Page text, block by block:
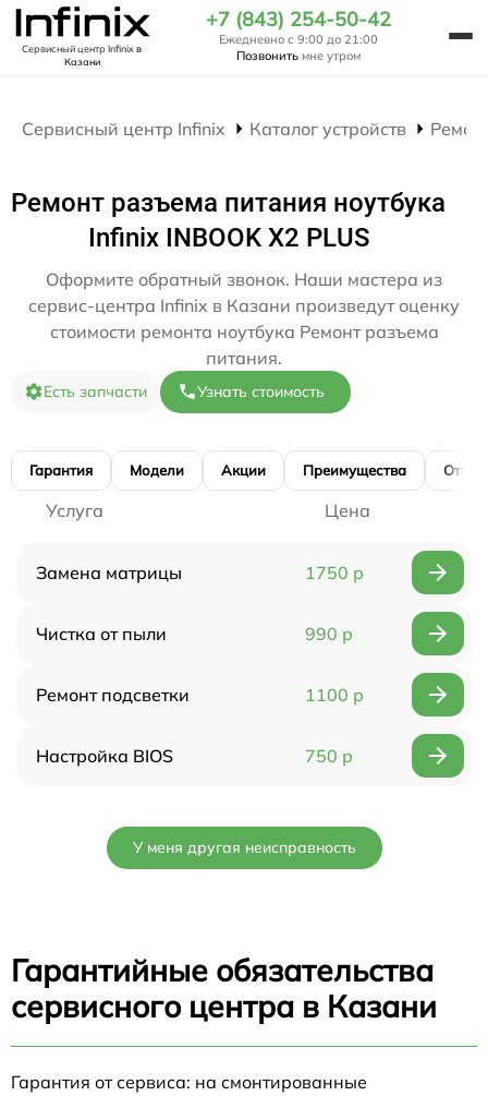
Сервисный центр Infinixв
Казани
+7 (843) 254-50-42
Ежедневно с 9:00 до 21:00
Позвонить мне утром
Сервисный центр Infinix Каталог устройств
Ремонт разъема питания ноутбука
Infinix INBOOK X2 PLUS
Оформите обратный звонок. Наши мастера из
сервис-центра Infinix в Казани произведут оценку
стоимости ремонта ноутбука Ремонт разъема
питания.
Есть запчасти Узнать стоимость
Гарантия Модели Акции Преимущества
Услуга Цена
Замена матрицы 1750 р
Чистка от пыли 990 р
Ремонт подсветки 1100 р
Настройка BIOS 750 р
У меня другая неисправность
Гарантийные обязательства
сервисного центра в Казани
Гарантия от сервиса: на смонтированные